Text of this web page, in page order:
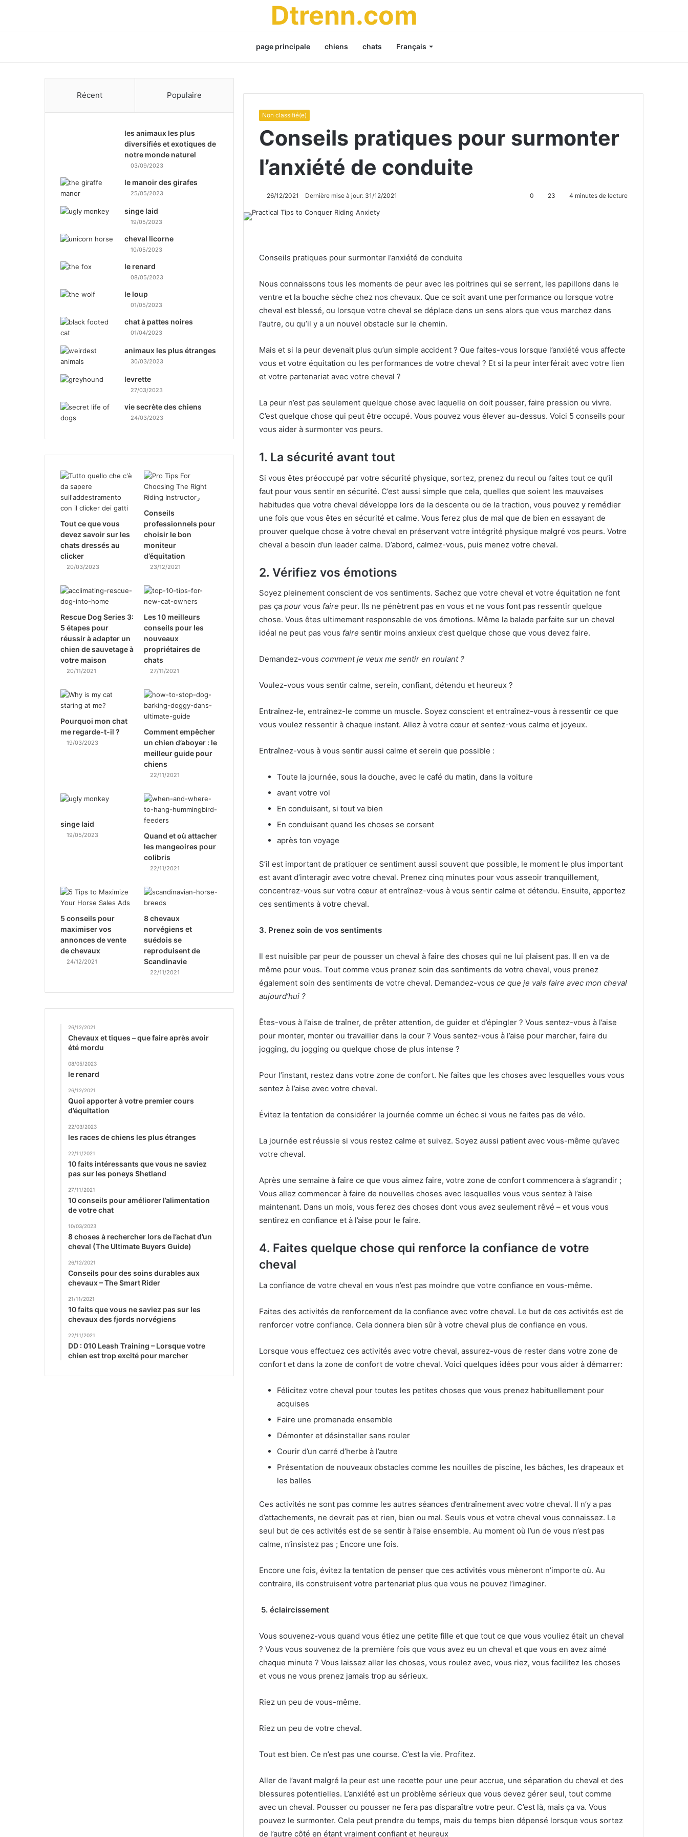
Dtrenn.com
page principale chiens chats Français
Non classifié(e)
Conseils pratiques pour surmonter
l’anxiété de conduite
26/12/2021 Dernière mise à jour: 31/12/2021 0 23 4 minutes de lecture
Conseils pratiques pour surmonter l’anxiété de conduite
Nous connaissons tous les moments de peur avec les poitrines qui se serrent, les papillons dans le
ventre et la bouche sèche chez nos chevaux. Que ce soit avant une performance ou lorsque votre
cheval est blessé, ou lorsque votre cheval se déplace dans un sens alors que vous marchez dans
l’autre, ou qu’il y a un nouvel obstacle sur le chemin.
Mais et si la peur devenait plus qu’un simple accident ? Que faites-vous lorsque l’anxiété vous affecte
vous et votre équitation ou les performances de votre cheval ? Et si la peur interférait avec votre lien
et votre partenariat avec votre cheval ?
La peur n’est pas seulement quelque chose avec laquelle on doit pousser, faire pression ou vivre.
C’est quelque chose qui peut être occupé. Vous pouvez vous élever au-dessus. Voici 5 conseils pour
vous aider à surmonter vos peurs.
1. La sécurité avant tout
Si vous êtes préoccupé par votre sécurité physique, sortez, prenez du recul ou faites tout ce qu’il
faut pour vous sentir en sécurité. C’est aussi simple que cela, quelles que soient les mauvaises
habitudes que votre cheval développe lors de la descente ou de la traction, vous pouvez y remédier
une fois que vous êtes en sécurité et calme. Vous ferez plus de mal que de bien en essayant de
prouver quelque chose à votre cheval en préservant votre intégrité physique malgré vos peurs. Votre
cheval a besoin d’un leader calme. D’abord, calmez-vous, puis menez votre cheval.
2. Vérifiez vos émotions
Soyez pleinement conscient de vos sentiments. Sachez que votre cheval et votre équitation ne font
pas ça pour vous faire peur. Ils ne pénètrent pas en vous et ne vous font pas ressentir quelque
chose. Vous êtes ultimement responsable de vos émotions. Même la balade parfaite sur un cheval
idéal ne peut pas vous faire sentir moins anxieux c’est quelque chose que vous devez faire.
Demandez-vous comment je veux me sentir en roulant ?
Voulez-vous vous sentir calme, serein, confiant, détendu et heureux ?
Entraînez-le, entraînez-le comme un muscle. Soyez conscient et entraînez-vous à ressentir ce que
vous voulez ressentir à chaque instant. Allez à votre cœur et sentez-vous calme et joyeux.
Entraînez-vous à vous sentir aussi calme et serein que possible :
Toute la journée, sous la douche, avec le café du matin, dans la voiture
avant votre vol
En conduisant, si tout va bien
En conduisant quand les choses se corsent
après ton voyage
S’il est important de pratiquer ce sentiment aussi souvent que possible, le moment le plus important
est avant d’interagir avec votre cheval. Prenez cinq minutes pour vous asseoir tranquillement,
concentrez-vous sur votre cœur et entraînez-vous à vous sentir calme et détendu. Ensuite, apportez
ces sentiments à votre cheval.
3. Prenez soin de vos sentiments
Il est nuisible par peur de pousser un cheval à faire des choses qui ne lui plaisent pas. Il en va de
même pour vous. Tout comme vous prenez soin des sentiments de votre cheval, vous prenez
également soin des sentiments de votre cheval. Demandez-vous ce que je vais faire avec mon cheval
aujourd’hui ?
Êtes-vous à l’aise de traîner, de prêter attention, de guider et d’épingler ? Vous sentez-vous à l’aise
pour monter, monter ou travailler dans la cour ? Vous sentez-vous à l’aise pour marcher, faire du
jogging, du jogging ou quelque chose de plus intense ?
Pour l’instant, restez dans votre zone de confort. Ne faites que les choses avec lesquelles vous vous
sentez à l’aise avec votre cheval.
Évitez la tentation de considérer la journée comme un échec si vous ne faites pas de vélo.
La journée est réussie si vous restez calme et suivez. Soyez aussi patient avec vous-même qu’avec
votre cheval.
Après une semaine à faire ce que vous aimez faire, votre zone de confort commencera à s’agrandir ;
Vous allez commencer à faire de nouvelles choses avec lesquelles vous vous sentez à l’aise
maintenant. Dans un mois, vous ferez des choses dont vous avez seulement rêvé – et vous vous
sentirez en confiance et à l’aise pour le faire.
4. Faites quelque chose qui renforce la confiance de votre
cheval
La confiance de votre cheval en vous n’est pas moindre que votre confiance en vous-même.
Faites des activités de renforcement de la confiance avec votre cheval. Le but de ces activités est de
renforcer votre confiance. Cela donnera bien sûr à votre cheval plus de confiance en vous.
Lorsque vous effectuez ces activités avec votre cheval, assurez-vous de rester dans votre zone de
confort et dans la zone de confort de votre cheval. Voici quelques idées pour vous aider à démarrer:
Félicitez votre cheval pour toutes les petites choses que vous prenez habituellement pour
acquises
Faire une promenade ensemble
Démonter et désinstaller sans rouler
Courir d’un carré d’herbe à l’autre
Présentation de nouveaux obstacles comme les nouilles de piscine, les bâches, les drapeaux et
les balles
Ces activités ne sont pas comme les autres séances d’entraînement avec votre cheval. Il n’y a pas
d’attachements, ne devrait pas et rien, bien ou mal. Seuls vous et votre cheval vous connaissez. Le
seul but de ces activités est de se sentir à l’aise ensemble. Au moment où l’un de vous n’est pas
calme, n’insistez pas ; Encore une fois.
Encore une fois, évitez la tentation de penser que ces activités vous mèneront n’importe où. Au
contraire, ils construisent votre partenariat plus que vous ne pouvez l’imaginer.
5. éclaircissement
Vous souvenez-vous quand vous étiez une petite fille et que tout ce que vous vouliez était un cheval
? Vous vous souvenez de la première fois que vous avez eu un cheval et que vous en avez aimé
chaque minute ? Vous laissez aller les choses, vous roulez avec, vous riez, vous facilitez les choses
et vous ne vous prenez jamais trop au sérieux.
Riez un peu de vous-même.
Riez un peu de votre cheval.
Tout est bien. Ce n’est pas une course. C’est la vie. Profitez.
Aller de l’avant malgré la peur est une recette pour une peur accrue, une séparation du cheval et des
blessures potentielles. L’anxiété est un problème sérieux que vous devez gérer seul, tout comme
avec un cheval. Pousser ou pousser ne fera pas disparaître votre peur. C’est là, mais ça va. Vous
pouvez le surmonter. Cela peut prendre du temps, mais du temps bien dépensé lorsque vous sortez
de l’autre côté en étant vraiment confiant et heureux
Récent Populaire
les animaux les plus
diversifiés et exotiques de
notre monde naturel
03/09/2023
le manoir des girafes
25/05/2023
singe laid
19/05/2023
cheval licorne
10/05/2023
le renard
08/05/2023
le loup
01/05/2023
chat à pattes noires
01/04/2023
animaux les plus étranges
30/03/2023
levrette
27/03/2023
vie secrète des chiens
24/03/2023
Tout ce que vous
devez savoir sur les
chats dressés au
clicker
20/03/2023
Conseils
professionnels pour
choisir le bon
moniteur
d’équitation
23/12/2021
Rescue Dog Series 3:
5 étapes pour
réussir à adapter un
chien de sauvetage à
votre maison
20/11/2021
Les 10 meilleurs
conseils pour les
nouveaux
propriétaires de
chats
27/11/2021
Pourquoi mon chat
me regarde-t-il ?
19/03/2023
Comment empêcher
un chien d’aboyer : le
meilleur guide pour
chiens
22/11/2021
singe laid
19/05/2023
Quand et où attacher
les mangeoires pour
colibris
22/11/2021
5 conseils pour
maximiser vos
annonces de vente
de chevaux
24/12/2021
8 chevaux
norvégiens et
suédois se
reproduisent de
Scandinavie
22/11/2021
26/12/2021
Chevaux et tiques – que faire après avoir
été mordu
08/05/2023
le renard
26/12/2021
Quoi apporter à votre premier cours
d’équitation
22/03/2023
les races de chiens les plus étranges
22/11/2021
10 faits intéressants que vous ne saviez
pas sur les poneys Shetland
27/11/2021
10 conseils pour améliorer l’alimentation
de votre chat
10/03/2023
8 choses à rechercher lors de l’achat d’un
cheval (The Ultimate Buyers Guide)
26/12/2021
Conseils pour des soins durables aux
chevaux – The Smart Rider
21/11/2021
10 faits que vous ne saviez pas sur les
chevaux des fjords norvégiens
22/11/2021
DD : 010 Leash Training – Lorsque votre
chien est trop excité pour marcher